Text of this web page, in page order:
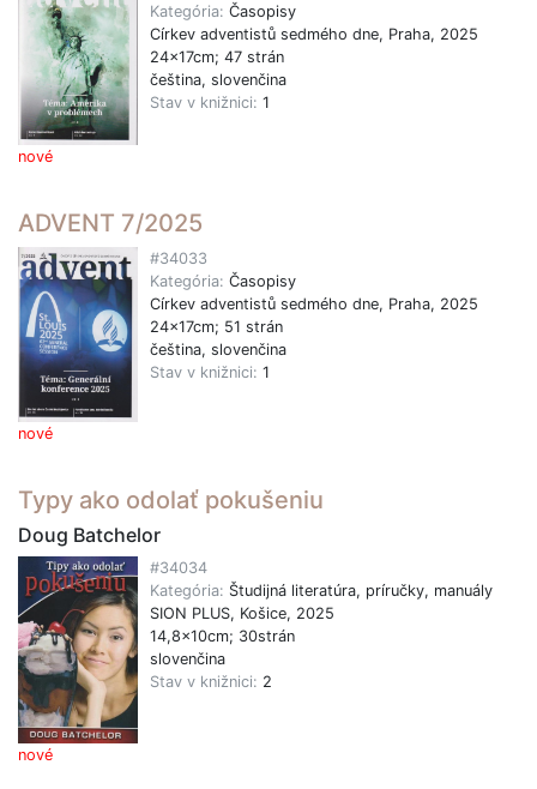
nové
Kategória: Časopisy
Církev adventistů sedmého dne, Praha, 2025
24x17cm; 47 strán
čeština, slovenčina
Stav v knižnici: 1
ADVENT 7/2025
nové
#34033
Kategória: Časopisy
Církev adventistů sedmého dne, Praha, 2025
24x17cm; 51 strán
čeština, slovenčina
Stav v knižnici: 1
Typy ako odolať pokušeniu
Doug Batchelor
nové
#34034
Kategória: Študijná literatúra, príručky, manuály
SION PLUS, Košice, 2025
14,8x10cm; 30strán
slovenčina
Stav v knižnici: 2